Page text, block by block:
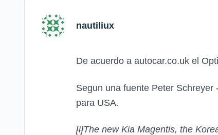
nautiliux
De acuerdo a autocar.co.uk el
Segun una fuente Peter
para USA.
[i]The new Kia Magentis, the